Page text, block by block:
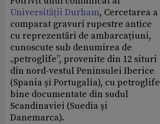
Universității Durham, Cercetarea a
comparat gravuri rupestre antice
cu reprezentări de ambarcațiuni,
cunoscute sub denumirea de
„petroglife”, provenite din 12 situri
din nord-vestul Peninsulei Iberice
(Spania și Portugalia), cu petroglife
bine documentate din sudul
Scandinaviei (Suedia și
Danemarca).